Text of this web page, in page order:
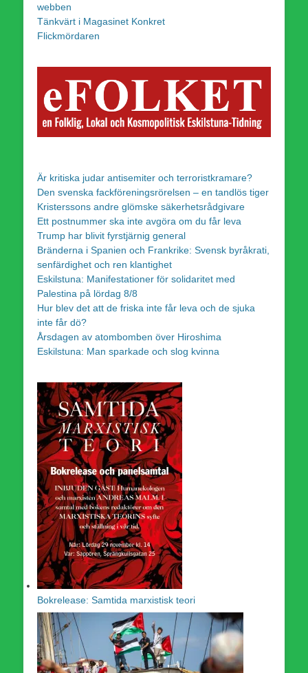
webben
Tänkvärt i Magasinet Konkret
Flickmördaren
Är kritiska judar antisemiter och terroristkramare?
Den svenska fackföreningsrörelsen – en tandlös tiger
Kristerssons andre glömske säkerhetsrådgivare
Ett postnummer ska inte avgöra om du får leva
Trump har blivit fyrstjärnig general
Bränderna i Spanien och Frankrike: Svensk byråkrati,
senfärdighet och ren klantighet
Eskilstuna: Manifestationer för solidaritet med
Palestina på lördag 8/8
Hur blev det att de friska inte får leva och de sjuka
inte får dö?
Årsdagen av atombomben över Hiroshima
Eskilstuna: Man sparkade och slog kvinna
Bokrelease: Samtida marxistisk teori